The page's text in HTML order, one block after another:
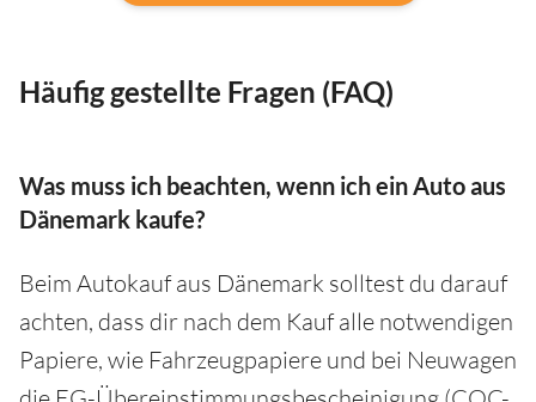
Häufig gestellte Fragen (FAQ)
Was muss ich beachten, wenn ich ein Auto aus
Dänemark kaufe?
Beim Autokauf aus Dänemark solltest du darauf
achten, dass dir nach dem Kauf alle notwendigen
Papiere, wie Fahrzeugpapiere und bei Neuwagen